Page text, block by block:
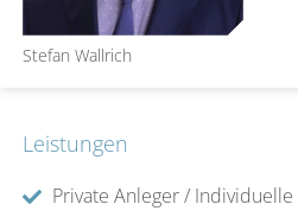
Stefan Wallrich
Leistungen
Private Anleger /